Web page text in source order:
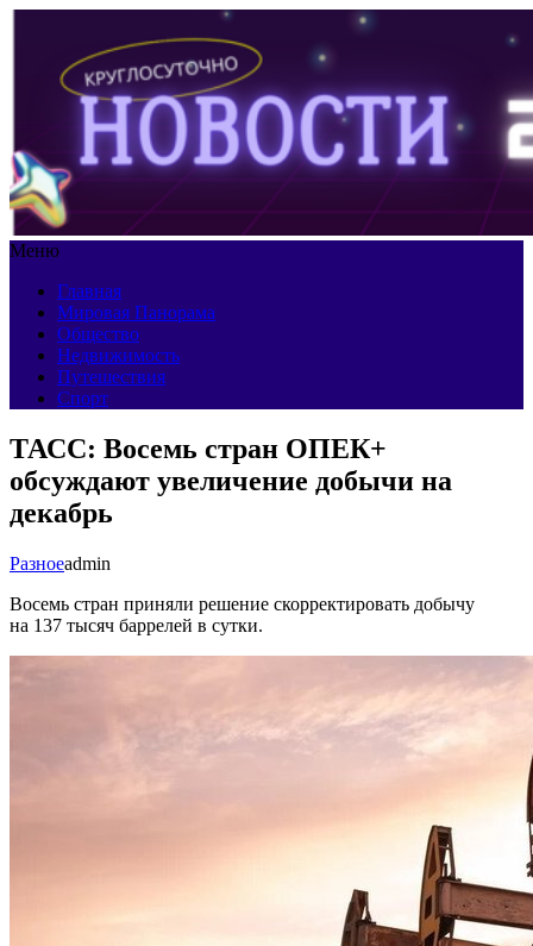
Меню
Главная
Мировая Панорама
Общество
Недвижимость
Путешествия
Спорт
ТАСС: Восемь стран ОПЕК+
обсуждают увеличение добычи на
декабрь
Разноеadmin
Восемь стран приняли решение скорректировать добычу
на 137 тысяч баррелей в сутки.